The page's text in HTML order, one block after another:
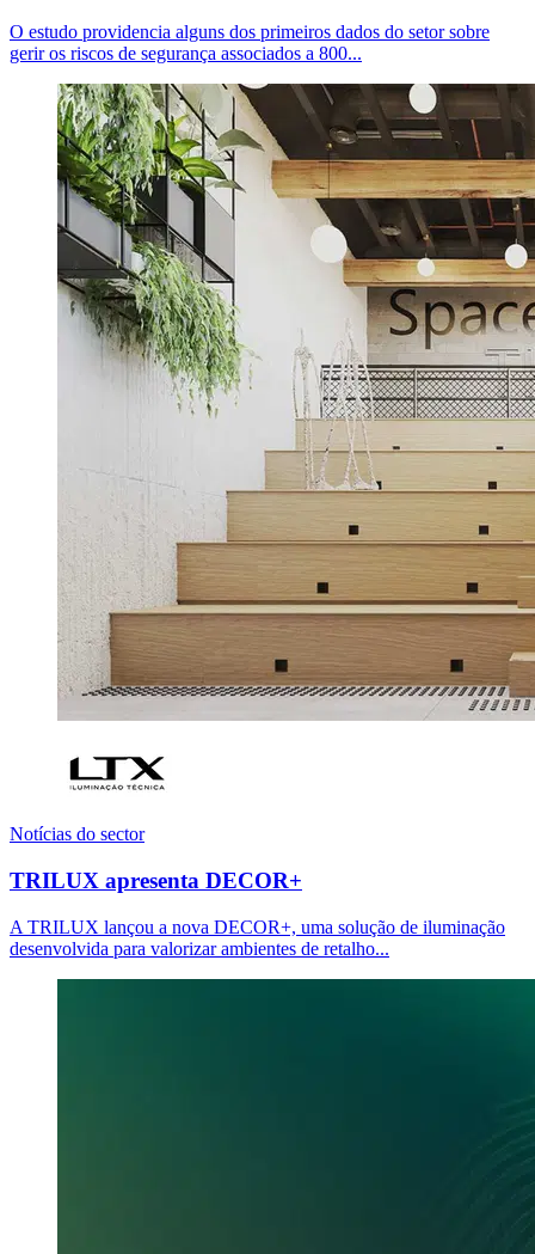
O estudo providencia alguns dos primeiros dados do setor sobre
gerir os riscos de segurança associados a 800...
Notícias do sector
TRILUX apresenta DECOR+
A TRILUX lançou a nova DECOR+, uma solução de iluminação
desenvolvida para valorizar ambientes de retalho...